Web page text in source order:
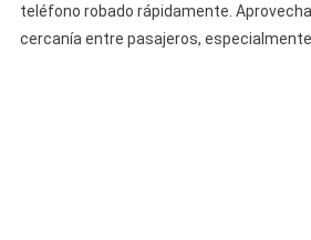
teléfono robado rápidamente.
cercanía entre pasajeros, especialmente